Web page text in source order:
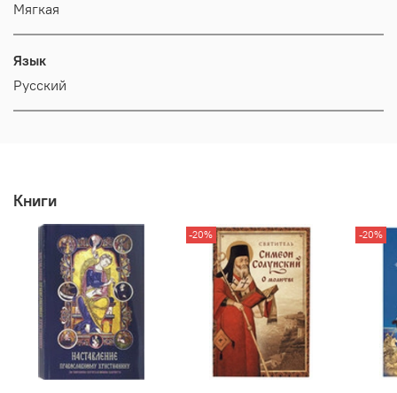
Мягкая
Язык
Русский
Книги
-20% -20%